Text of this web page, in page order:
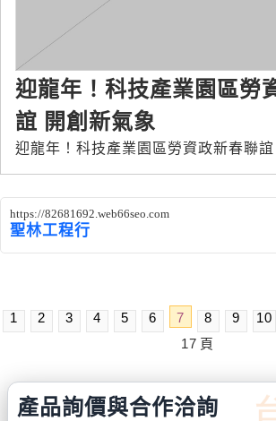
迎龍年！科技產業園區勞
誼 開創新氣象
迎龍年！科技產業園區勞資政新春聯
https://82681692.web66seo.com
聖林工程行
1 2 3 4 5 6 7 8 9 10
17 頁
產品詢價與合作洽詢